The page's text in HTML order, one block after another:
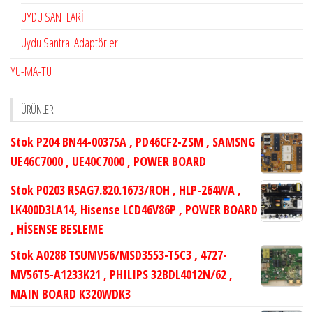
UYDU SANTLARİ
Uydu Santral Adaptörleri
YU-MA-TU
ÜRÜNLER
Stok P204 BN44-00375A , PD46CF2-ZSM , SAMSNG
UE46C7000 , UE40C7000 , POWER BOARD
Stok P0203 RSAG7.820.1673/ROH , HLP-264WA ,
LK400D3LA14, Hisense LCD46V86P , POWER BOARD
, HİSENSE BESLEME
Stok A0288 TSUMV56/MSD3553-T5C3 , 4727-
MV56T5-A1233K21 , PHILIPS 32BDL4012N/62 ,
MAIN BOARD K320WDK3